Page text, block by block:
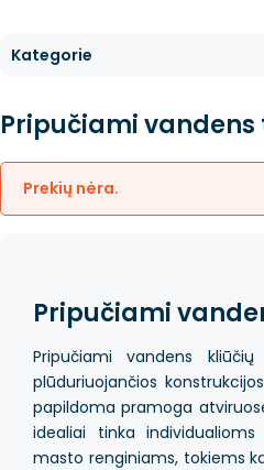
Pripučiami vandens
Prekių nėra.
Pripučiami
Pripučiami vandens
plūduriuojančios
papildoma pramoga
idealiai tinka
masto renginiams, tokiems